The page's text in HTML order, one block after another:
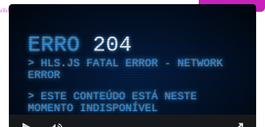
ERRO204
HLS.JS FATAL ERROR - NETWORK
ERROR
ESTE CONTEÚDO ESTÁ NESTE
MOMENTO INDISPONÍVEL